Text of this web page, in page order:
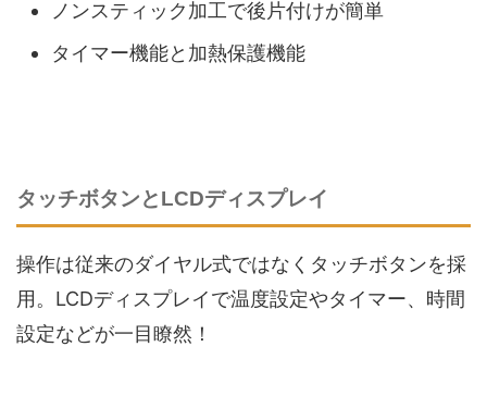
ノンスティック加工で後片付けが簡単
タイマー機能と加熱保護機能
タッチボタンとLCDディスプレイ
操作は従来のダイヤル式ではなくタッチボタンを採
用。LCDディスプレイで温度設定やタイマー、時間
設定などが一目瞭然！